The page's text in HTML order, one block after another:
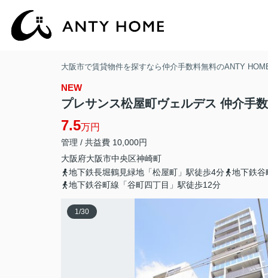
大阪市で賃貸物件を探すなら仲介手数料無料のANTY
NEW
プレサンス松屋町ヴェルデス 仲介手
7.5万円
管理 / 共益費 10,000円
大阪府大阪市中央区神崎町
地下鉄長堀鶴見緑地「松屋町」駅徒歩4分
地下鉄谷
地下鉄谷町線「谷町四丁目」駅徒歩12分
1/30